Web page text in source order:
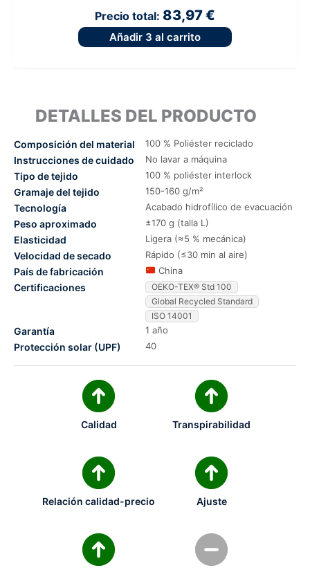
Precio total: 83,97 €
Añadir 3 al carrito
DETALLES DEL PRODUCTO
Composición del material 100 % Poliéster reciclado
Instrucciones de cuidado No lavar a máquina
Tipo de tejido 100 % poliéster interlock
Gramaje del tejido 150-160 g/m²
Tecnología Acabado hidrofílico de evacuación
Peso aproximado ±170 g (talla L)
Elasticidad Ligera (≈5 % mecánica)
Velocidad de secado Rápido (≤30 min al aire)
País de fabricación China
Certificaciones
OEKO-TEX® Std 100
Global Recycled Standard
ISO 14001
Garantía 1 año
Protección solar (UPF) 40
Calidad Transpirabilidad
Relación calidad-precio Ajuste